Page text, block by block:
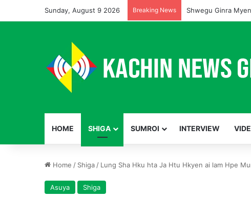
Sunday, August 9 2026 Breaking News Shwegu Ginra
HOME SHIGA SUMROI INTERVIEW
Home / Shiga / Lung Sha Hku hta Ja Htu Hkyen ai lam Hpe
Asuya Shiga